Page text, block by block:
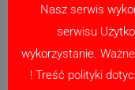
Zapamiętaj
podczas pisania
Nasz serwis
serwisu
wykorzystanie.
! Treść polityki